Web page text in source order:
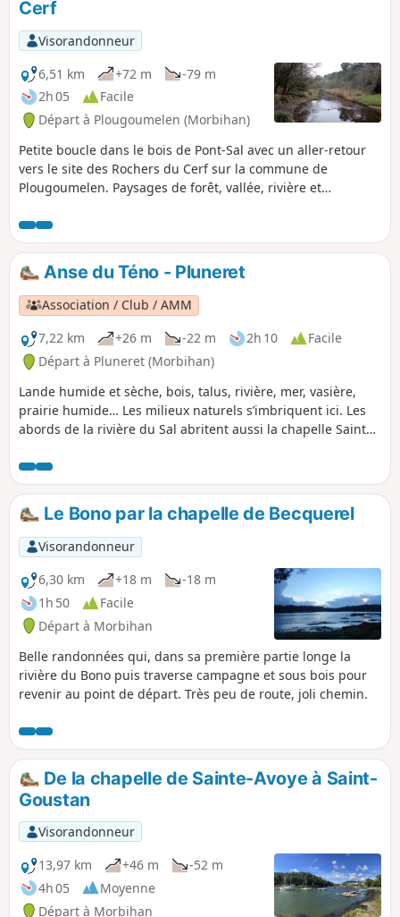
Cerf
Visorandonneur
6,51 km
+72 m
-79 m
2h 05
Facile
Départ à Plougoumelen (Morbihan)
Petite boucle dans le bois de Pont-Sal avec un aller-retour
vers le site des Rochers du Cerf sur la commune de
Plougoumelen. Paysages de forêt, vallée, rivière et
saison.
Anse du Téno - Pluneret
Association / Club / AMM
7,22 km
+26 m -22 m 2h 10
Facile
Départ à Pluneret (Morbihan)
Lande humide et sèche, bois, talus, rivière, mer, vasière,
prairie humide… Les milieux naturels s’imbriquent ici. Les
abords de la rivière du Sal abritent aussi la chapelle Sainte-
Le Bono par la chapelle de Becquerel
Visorandonneur
6,30 km
+18 m
-18 m
1h 50
Facile
Départ à Morbihan
Belle randonnées qui, dans sa première partie longe la
rivière du Bono puis traverse campagne et sous bois pour
revenir au point de départ. Très peu de route, joli chemin.
De la chapelle de Sainte-Avoye à Saint-
Goustan
Visorandonneur
13,97 km
+46 m
-52 m
4h 05
Moyenne
Départ à Morbihan